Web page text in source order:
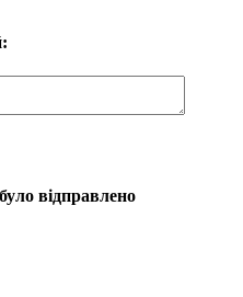
відправлено